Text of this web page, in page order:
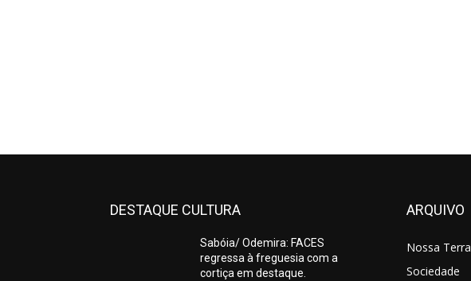
DESTAQUE CULTURA
Sabóia/ Odemira: FACES
regressa à freguesia com a
cortiça em destaque.
ARQUIVO
Nossa Terra
Sociedade